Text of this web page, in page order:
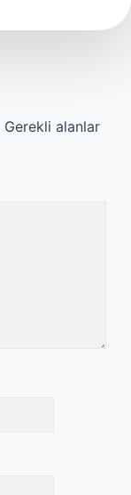
Gerekli alanlar